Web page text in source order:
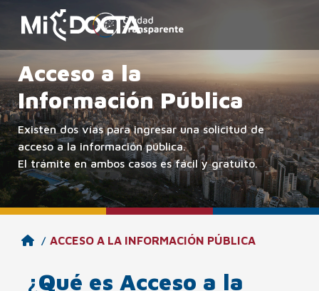
Acceso a la
Información Pública
Existen dos vías para ingresar una solicitud de
acceso a la información pública.
El trámite en ambos casos es fácil y gratuito.
ACCESO A LA INFORMACIÓN PÚBLICA
¿Qué es Acceso a la